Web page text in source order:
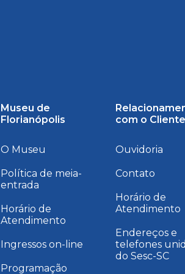
Museu de
Florianópolis
O Museu
Política de meia-
entrada
Horário de
Atendimento
Ingressos on-line
Programação
com o Cliente
Ouvidoria
Contato
Horário de
Atendimento
Endereços e
telefones
do Sesc-SC